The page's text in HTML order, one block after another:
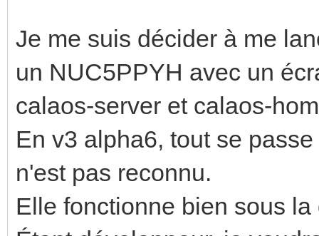
Je me suis décider à me
un NUC5PPYH avec un
calaos-server et calaos-
En v3 alpha6, tout se
n'est pas reconnu.
Elle fonctionne bien sous